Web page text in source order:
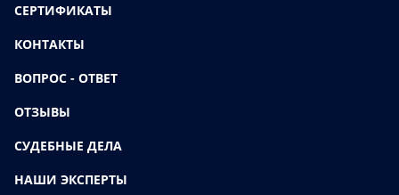
СЕРТИФИКАТЫ
КОНТАКТЫ
ВОПРОС - ОТВЕТ
ОТЗЫВЫ
СУДЕБНЫЕ ДЕЛА
НАШИ ЭКСПЕРТЫ